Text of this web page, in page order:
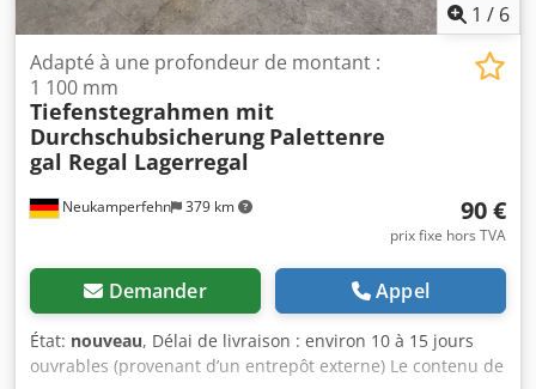
1 / 6
Neukamperfehn 379 km
Adapté à une profondeur de montant :
1 100 mm
Tiefenstegrahmen mit
Durchschubsicherung Palettenre
gal Regal Lagerregal
90 €
prix fixe hors TVA
Demander Appel
État: nouveau, Délai de livraison : environ 10 à 15 jours
ouvrables (provenant d’un entrepôt externe) Le contenu de